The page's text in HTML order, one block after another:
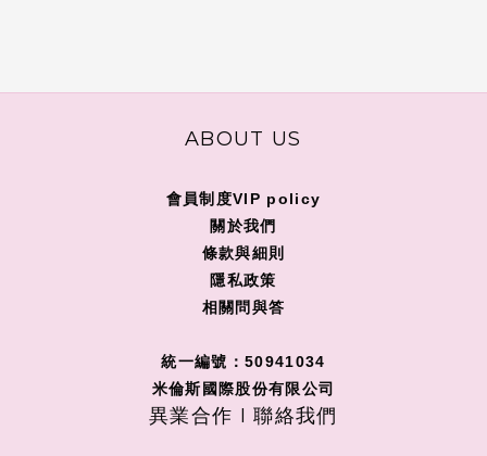
ABOUT US
會員制度VIP policy
關於我們
條款與細則
隱私政策
相關問與答
統一編號：50941034
米倫斯國際股份有限公司
異業合作 I 聯絡我們